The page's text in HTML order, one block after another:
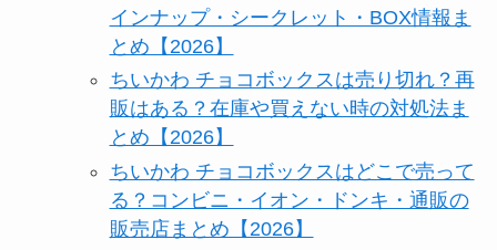
インナップ・シークレット・BOX情報ま
とめ【2026】
ちいかわ チョコボックスは売り切れ？再
販はある？在庫や買えない時の対処法ま
とめ【2026】
ちいかわ チョコボックスはどこで売って
る？コンビニ・イオン・ドンキ・通販の
販売店まとめ【2026】